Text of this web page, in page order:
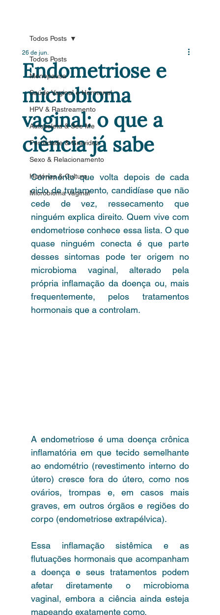
Todos Posts
Menopausa
Saúde Vaginal e Hormonal
HPV & Rastreamento
Autocoleta & See Me
Fertilidade & Gravidez
Sexo & Relacionamento
Histórias & Cultura
Microbioma Vaginal
Todos Posts
Endometriose e
microbioma
vaginal: o que a
ciência já sabe
26 de jun.
Corrimento que volta depois de cada
ciclo de tratamento, candidíase que não
cede de vez, ressecamento que
ninguém explica direito. Quem vive com
endometriose conhece essa lista. O que
quase ninguém conecta é que parte
desses sintomas pode ter origem no
microbioma vaginal, alterado pela
própria inflamação da doença ou, mais
frequentemente, pelos tratamentos
hormonais que a controlam.
A endometriose é uma doença crônica
inflamatória em que tecido semelhante
ao endométrio (revestimento interno do
útero) cresce fora do útero, como nos
ovários, trompas e, em casos mais
graves, em outros órgãos e regiões do
corpo (endometriose extrapélvica).
Essa inflamação sistêmica e as
flutuações hormonais que acompanham
a doença e seus tratamentos podem
afetar diretamente o microbioma
vaginal, embora a ciência ainda esteja
mapeando exatamente como.